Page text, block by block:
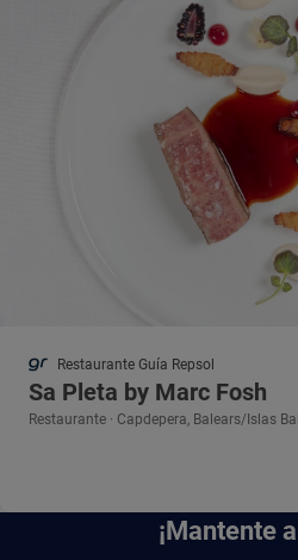
Restaurante Guía Repsol
Sa Pleta by Marc Fosh
Restaurante · Capdepera, Balears/Islas
¡Mantente